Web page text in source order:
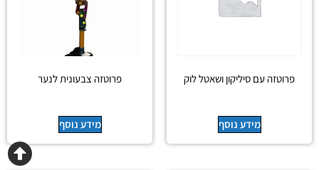
פרוטזה עם סיליקון ושאטל לוק
מידע נוסף
פרוטזה צבעונית לנער
מידע נוסף